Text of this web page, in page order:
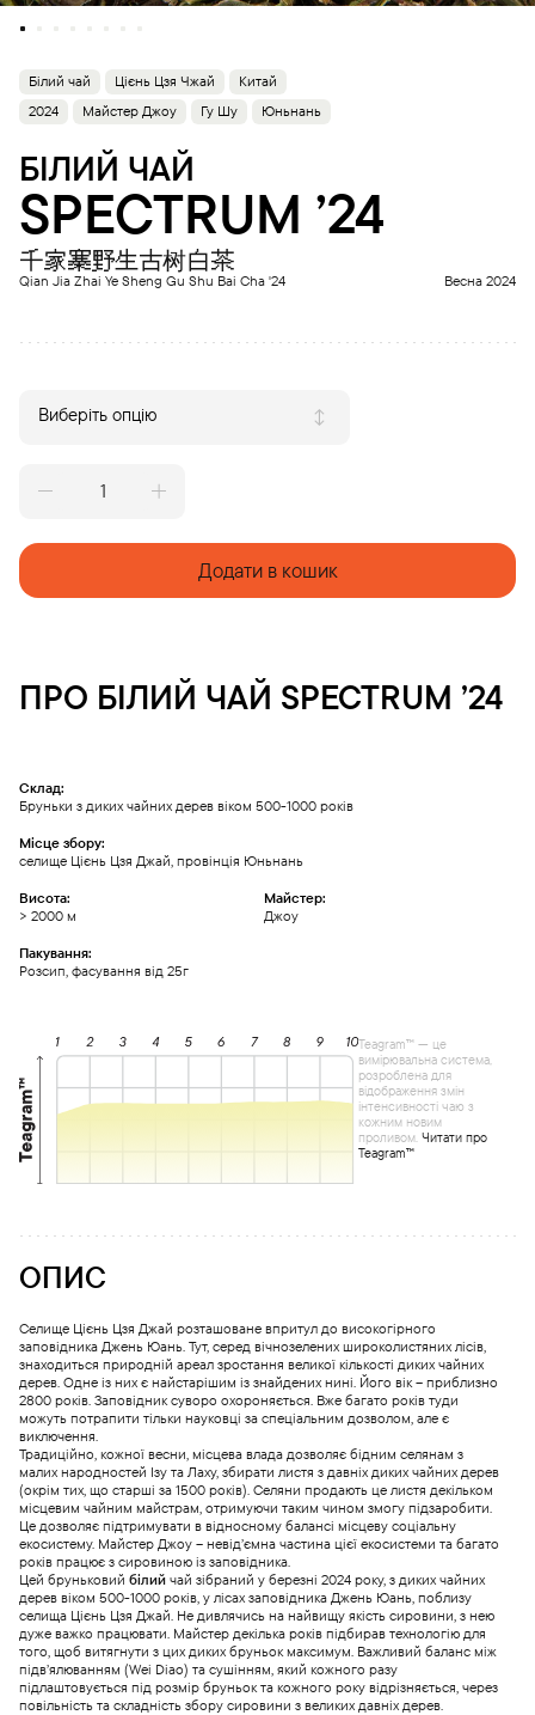
Білий чай Цієнь Цзя Чжай
Китай
2024
Майстер Джоу Гу Шу Юньнань
БІЛИЙ ЧАЙ
SPECTRUM ’24
千家寨野生古树白茶
Qian Jia Zhai Ye Sheng Gu Shu Bai Cha '24 Весна 2024
Виберіть опцію
Додати в кошик
ПРО БІЛИЙ ЧАЙ SPECTRUM ’24
Склад:
Бруньки з диких чайних дерев віком 500-1000 років
Місце збору:
селище Цієнь Цзя Джай, провінція Юньнань
Висота:
> 2000 м
Майстер:
Джоу
Пакування:
Розсип, фасування від 25г
Teagram™ — це
вимірювальна система,
розроблена для
відображення змін
інтенсивності чаю з
кожним новим
проливом. Читати про
Teagram™
ОПИС
Селище Цієнь Цзя Джай розташоване впритул до високогірного
заповідника Джень Юань. Тут, серед вічнозелених широколистяних лісів,
знаходиться природній ареал зростання великої кількості диких чайних
дерев. Одне із них є найстарішим із знайдених нині. Його вік – приблизно
2800 років. Заповідник суворо охороняється. Вже багато років туди
можуть потрапити тільки науковці за спеціальним дозволом, але є
виключення.
Традиційно, кожної весни, місцева влада дозволяє бідним селянам з
малих народностей Ізу та Лаху, збирати листя з давніх диких чайних дерев
(окрім тих, що старші за 1500 років). Селяни продають це листя декільком
місцевим чайним майстрам, отримуючи таким чином змогу підзаробити.
Це дозволяє підтримувати в відносному балансі місцеву соціальну
екосистему. Майстер Джоу – невід’ємна частина цієї екосистеми та багато
років працює з сировиною із заповідника.
Цей бруньковий білий чай зібраний у березні 2024 року, з диких чайних
дерев віком 500-1000 років, у лісах заповідника Джень Юань, поблизу
селища Цієнь Цзя Джай. Не дивлячись на найвищу якість сировини, з нею
дуже важко працювати. Майстер декілька років підбирав технологію для
того, щоб витягнути з цих диких бруньок максимум. Важливий баланс між
підв’ялюванням (Wei Diao) та сушінням, який кожного разу
підлаштовується під розмір бруньок та кожного року відрізняється, через
повільність та складність збору сировини з великих давніх дерев.